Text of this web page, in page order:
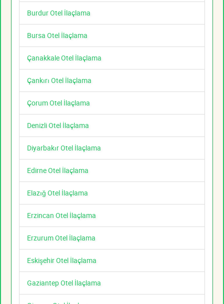
Burdur Otel İlaçlama
Bursa Otel İlaçlama
Çanakkale Otel İlaçlama
Çankırı Otel İlaçlama
Çorum Otel İlaçlama
Denizli Otel İlaçlama
Diyarbakır Otel İlaçlama
Edirne Otel İlaçlama
Elazığ Otel İlaçlama
Erzincan Otel İlaçlama
Erzurum Otel İlaçlama
Eskişehir Otel İlaçlama
Gaziantep Otel İlaçlama